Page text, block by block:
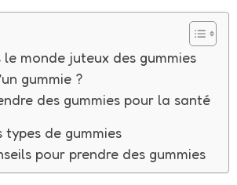
le monde juteux des gummies
gummie ?
des gummies pour la santé
types de gummies
pour prendre des gummies